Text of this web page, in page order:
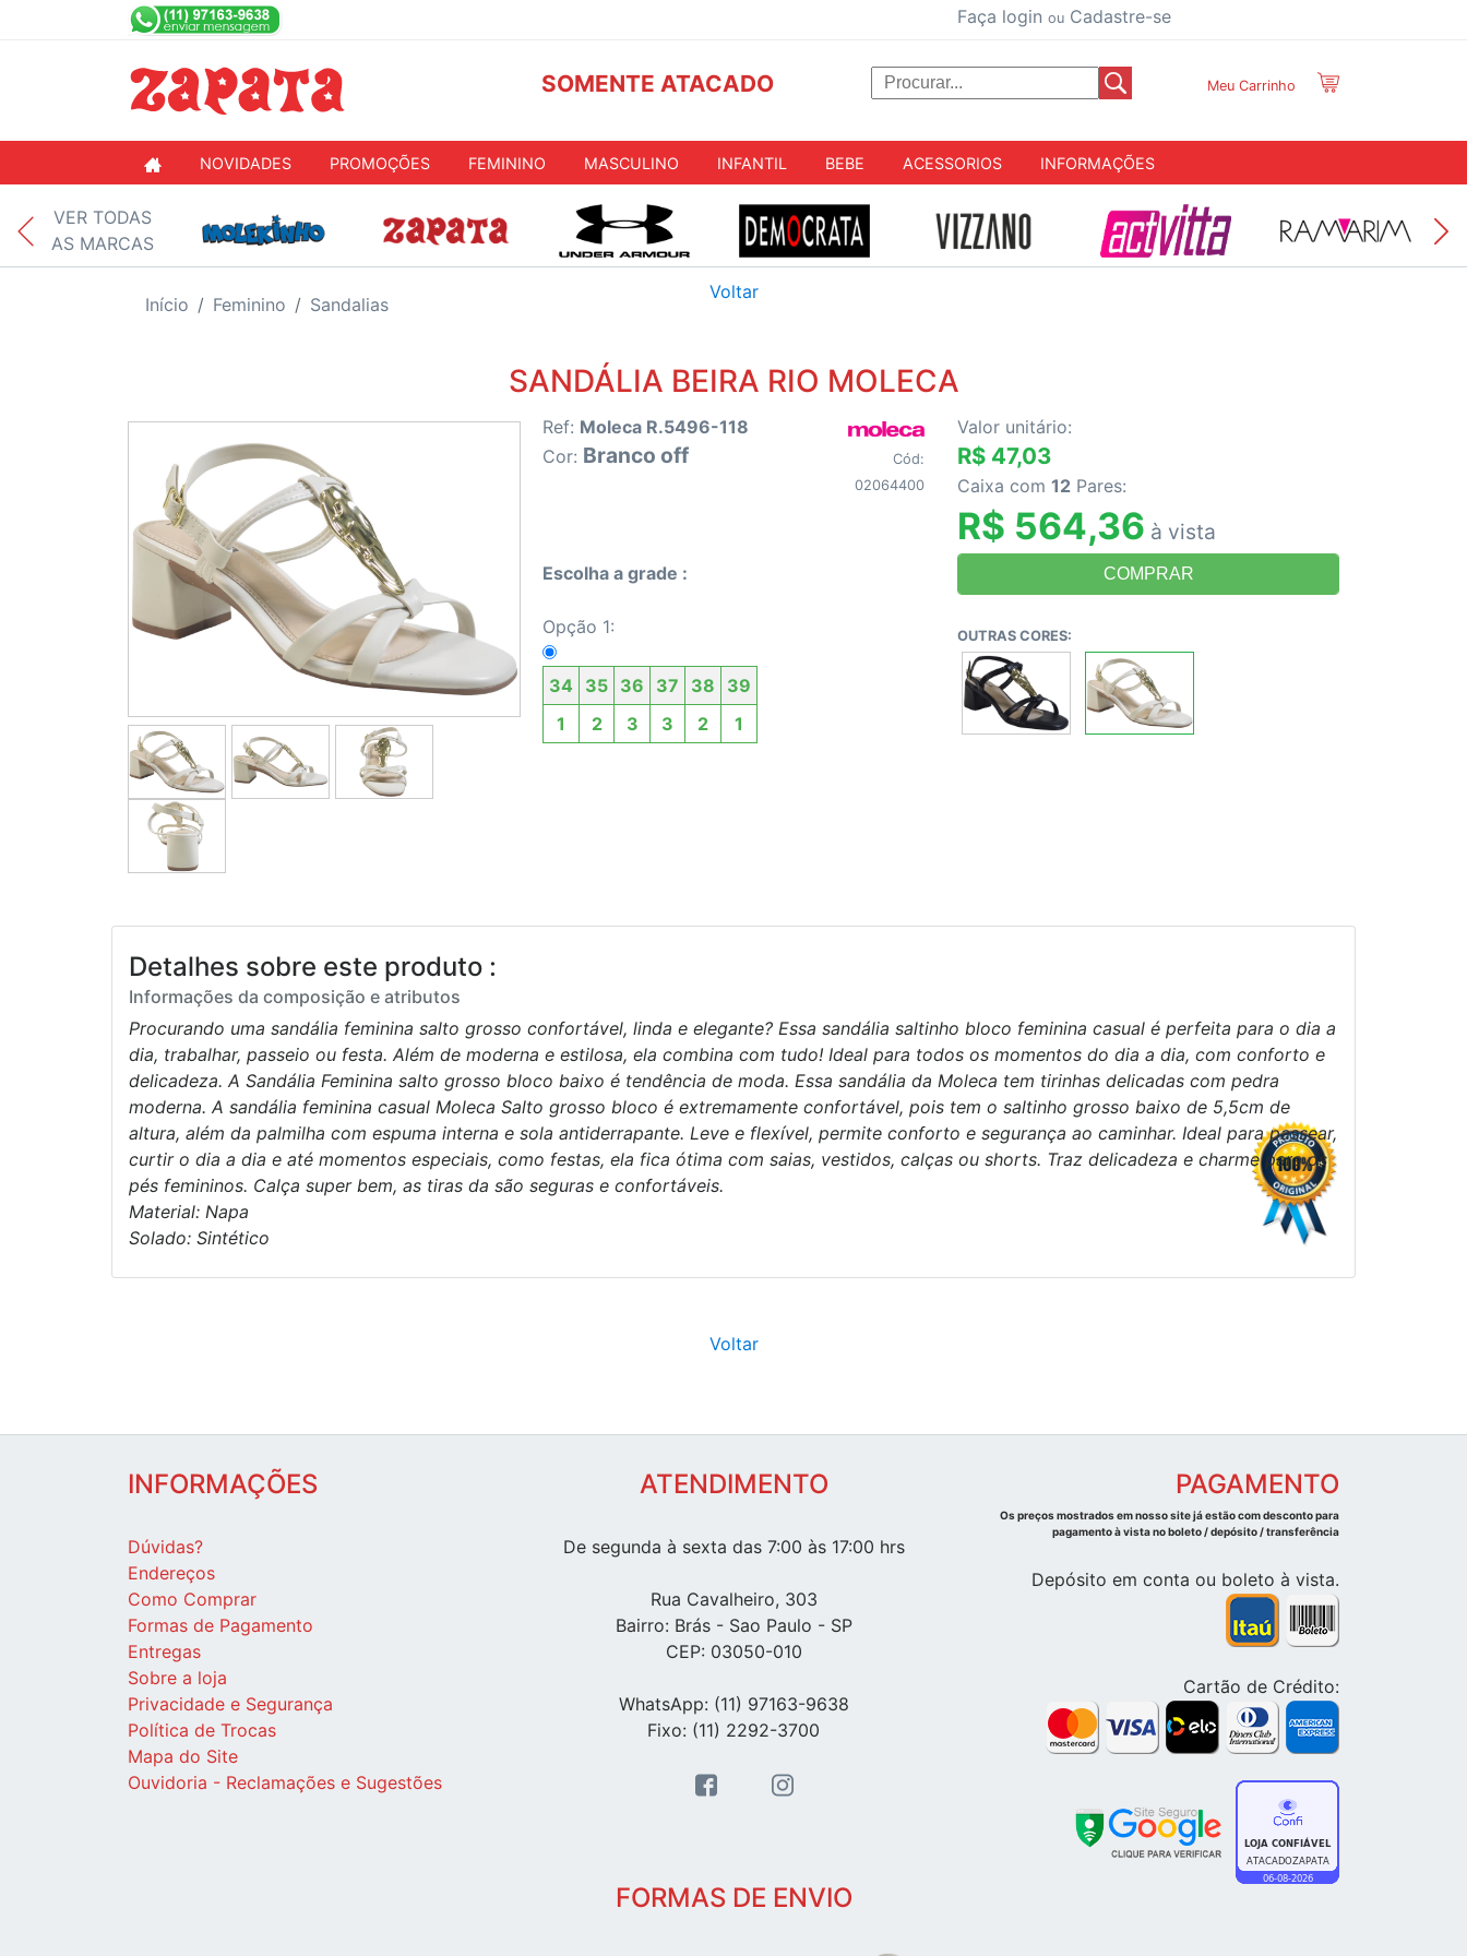
Faça login ou Cadastre-se
SOMENTE ATACADO Meu Carrinho
NOVIDADES PROMOÇÕES FEMININO MASCULINO INFANTIL BEBE ACESSORIOS INFORMAÇÕES
VER TODAS
AS MARCAS
Início Feminino Sandalias
Voltar
SANDÁLIA BEIRA RIO MOLECA
Ref: Moleca R.5496-118
Cor: Branco off
Cód:
02064400
Escolha a grade :
Opção 1:
34 35 36 37 38
39
1
2 3 3 2 1
Valor unitário:
R$ 47,03
Caixa com 12 Pares:
R$ 564,36 à vista
OUTRAS CORES:
Detalhes sobre este produto :
Informações da composição e atributos
Procurando uma sandália feminina salto grosso confortável, linda e elegante? Essa sandália saltinho bloco feminina casual é perfeita para o dia a
dia, trabalhar, passeio ou festa. Além de moderna e estilosa, ela combina com tudo! Ideal para todos os momentos do dia a dia, com conforto e
delicadeza. A Sandália Feminina salto grosso bloco baixo é tendência de moda. Essa sandália da Moleca tem tirinhas delicadas com pedra
moderna. A sandália feminina casual Moleca Salto grosso bloco é extremamente confortável, pois tem o saltinho grosso baixo de 5,5cm de
altura, além da palmilha com espuma interna e sola antiderrapante. Leve e flexível, permite conforto e segurança ao caminhar. Ideal para passear,
curtir o dia a dia e até momentos especiais, como festas, ela fica ótima com saias, vestidos, calças ou shorts. Traz delicadeza e charme para os
pés femininos. Calça super bem, as tiras da são seguras e confortáveis.
Material: Napa
Solado: Sintético
Voltar
INFORMAÇÕES
Dúvidas?
Endereços
Como Comprar
Formas de Pagamento
Entregas
Sobre a loja
Privacidade e Segurança
Política de Trocas
Mapa do Site
Ouvidoria - Reclamações e Sugestões
ATENDIMENTO
De segunda à sexta das 7:00 às 17:00 hrs
Rua Cavalheiro, 303
Bairro: Brás - Sao Paulo - SP
CEP: 03050-010
WhatsApp: (11) 97163-9638
Fixo: (11) 2292-3700
PAGAMENTO
Os preços mostrados em nosso site já estão com desconto para
pagamento à vista no boleto / depósito / transferência
Depósito em conta ou boleto à vista.
Cartão de Crédito:
FORMAS DE ENVIO